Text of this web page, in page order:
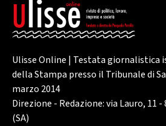
Ulisse Online | Testata giornalistica
della Stampa presso il Tribunale di
marzo 2014
Direzione - Redazione: via Lauro, 11 -
(SA)